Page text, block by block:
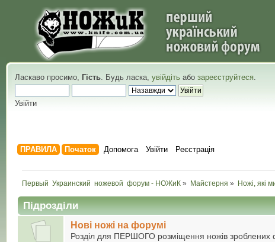
Ласкаво просимо, Гість. Будь ласка, увійдіть або зареєструйтеся.
Увійти
ПРАВИЛА Початок Допомога Увійти Реєстрація
Первый  Украинский  ножевой  форум - НОЖиК » Майстерня » Ножі, які
Підрозділи
Нові ножі на форумі
Розділ для ПЕРШОГО розміщення ножів